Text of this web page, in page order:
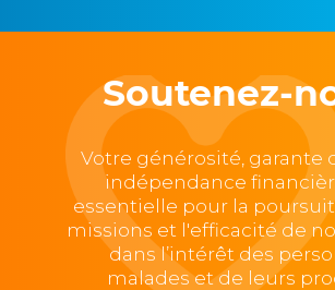
Soutenez-
Votre générosité, garante
indépendance
essentielle pour la
missions et l'efficacité de
dans l’intérêt des
malades et de leurs